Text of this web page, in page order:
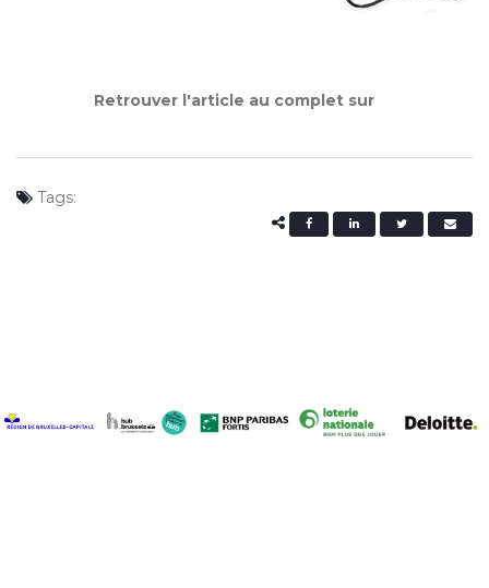
Retrouver l'article au complet sur
Tags: